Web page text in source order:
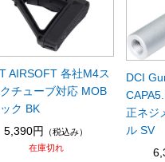
AIRSOFT 各社M4ス
クチューブ対応 MOB
ク BK
5,390円
（税込み）
在庫切れ
DCI
正ネジ
ル SV